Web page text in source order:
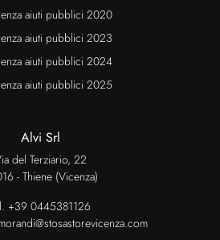
aiuti pubblici 2020
aiuti pubblici 2023
aiuti pubblici 2024
aiuti pubblici 2025
Alvi Srl
del Terziario, 22
- Thiene (Vicenza)
+39 0445381126